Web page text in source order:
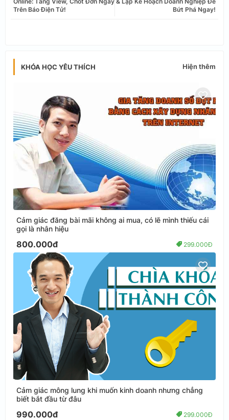
Bứt Phá Ngay!
Trên Báo Điện Tử!
KHÓA HỌC YÊU THÍCH Hiện thêm
Cảm giác đăng bài mãi không ai mua, có lẽ mình thiếu cái
gọi là nhân hiệu
800.000đ 299.000Đ
Cảm giác mông lung khi muốn kinh doanh nhưng chẳng
biết bắt đầu từ đâu
990.000đ 299.000Đ